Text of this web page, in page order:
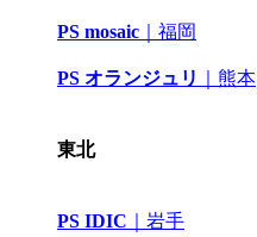
PS mosaic 福岡
PS オランジュリ 熊本
東北
PS IDIC 岩手